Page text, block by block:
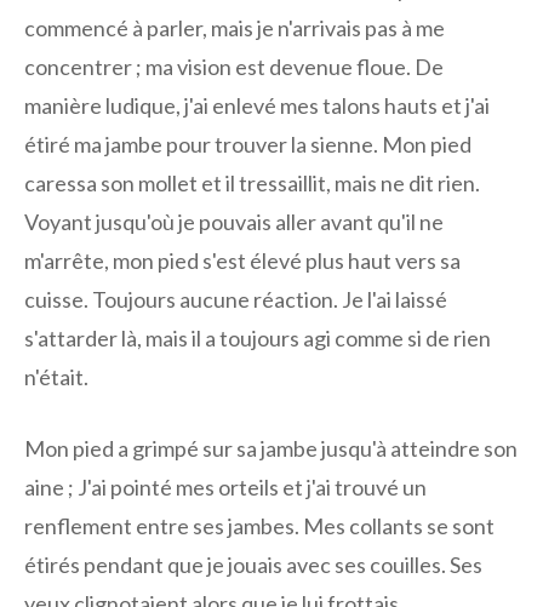
commencé à parler, mais je n'arrivais pas à me
concentrer ; ma vision est devenue floue. De
manière ludique, j'ai enlevé mes talons hauts et j'ai
étiré ma jambe pour trouver la sienne. Mon pied
caressa son mollet et il tressaillit, mais ne dit rien.
Voyant jusqu'où je pouvais aller avant qu'il ne
m'arrête, mon pied s'est élevé plus haut vers sa
cuisse. Toujours aucune réaction. Je l'ai laissé
s'attarder là, mais il a toujours agi comme si de rien
n'était.
Mon pied a grimpé sur sa jambe jusqu'à atteindre son
aine ; J'ai pointé mes orteils et j'ai trouvé un
renflement entre ses jambes. Mes collants se sont
étirés pendant que je jouais avec ses couilles. Ses